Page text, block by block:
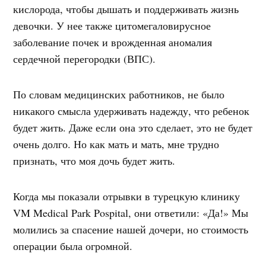
кислорода, чтобы дышать и поддерживать жизнь
девочки. У нее также цитомегаловирусное
заболевание почек и врожденная аномалия
сердечной перегородки (ВПС).
По словам медицинских работников, не было
никакого смысла удерживать надежду, что ребенок
будет жить. Даже если она это сделает, это не будет
очень долго. Но как мать и мать, мне трудно
признать, что моя дочь будет жить.
Когда мы показали отрывки в турецкую клинику
VM Medical Park Pospital, они ответили: «Да!» Мы
молились за спасение нашей дочери, но стоимость
операции была огромной.